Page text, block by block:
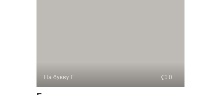
На букву Г 0